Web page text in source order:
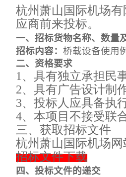
杭州萧山国际机场有
应商前来投标。
一、招标货物名称、数量
招标内容： 桥载设备使用
二、资格要求
1、具有独立承担民
2、具有广告设计制
3、投标人应具备执
4、本项目不接受联
三、获取招标文件
杭州萧山国际机场网
招标文件下载
四、投标文件的递交